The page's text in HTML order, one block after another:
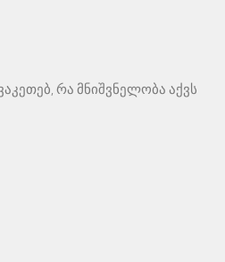
რა მნიშვნელობა აქვს